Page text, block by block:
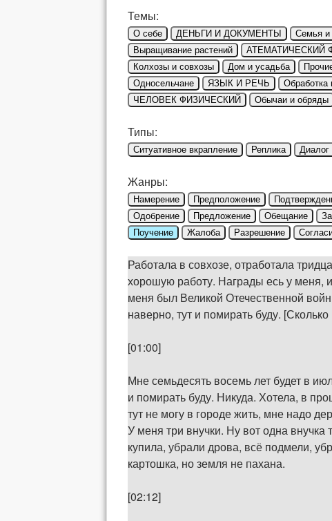
Темы:
О себе ДЕНЬГИ И ДОКУМЕНТЫ Семья и
Выращивание растений
АТЕМАТИЧЕСКИЙ
Колхозы и совхозы
Дом и усадьба
Односельчане
ЯЗЫК И РЕЧЬ Обработка
ЧЕЛОВЕК ФИЗИЧЕСКИЙ
Обычаи и обряды
Типы:
Ситуативное вкрапление Реплика Диалог
Жанры:
Намерение Предположение
Одобрение
Предложение Обещание
Поучение
Жалоба Разрешение
Работала в совхозе, отработала
хорошую работу. Награды есь у меня,
меня был Великой Отечественной
наверно, тут и помирать буду.
[01:00]
Мне семьдесять восемь лет будет в
и помирать буду. Никуда. Хотела, в
тут не могу в городе жить, мне надо
У меня три внучки. Ну вот одна
купила, убрали дрова, всё подмели,
картошка, но земля не пахана.
[02:12]